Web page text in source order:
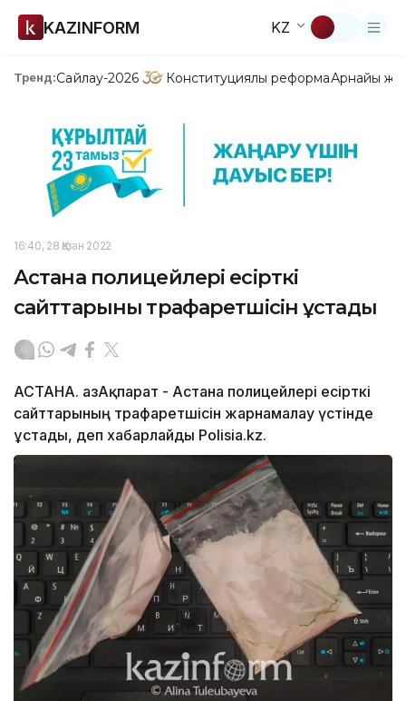
KAZINFORM KZ
Тренд:Сайлау-2026 Конституциялық реформаАрнайы
16:40, 28 Қазан 2022
Астана полицейлері есірткі
сайттарының трафаретшісін ұстады
АСТАНА. ҚазАқпарат - Астана полицейлері есірткі
сайттарының трафаретшісін жарнамалау үстінде
ұстады, деп хабарлайды Polisia.kz.